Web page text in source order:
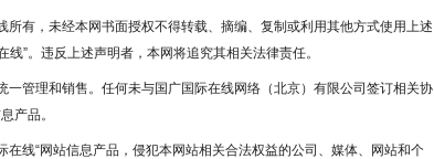
有，未经本网书面授权不得转载、摘编、复制或利用其他方式使用上述
”。违反上述声明者，本网将追究其相关法律责任。
管理和销售。任何未与国广国际在线网络（北京）有限公司签订相关协
产品。
在线“网站信息产品，侵犯本网站相关合法权益的公司、媒体、网站和个